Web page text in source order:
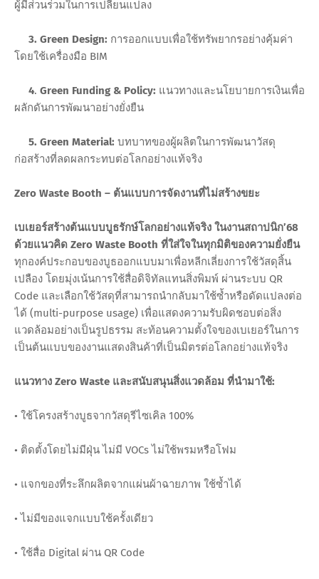
ผู้มีส่วนร่วมในการเปลี่ยนแปลง
3. Green Design: การออกแบบเพื่อใช้ทรัพยากรอย่างคุ้มค่า
โดยใช้เครื่องมือ BIM
4. Green Funding & Policy: แนวทางและนโยบายการเงินเพื่อ
ผลักดันการพัฒนาอย่างยั่งยืน
5. Green Material: บทบาทของผู้ผลิตในการพัฒนาวัสดุ
ก่อสร้างที่ลดผลกระทบต่อโลกอย่างแท้จริง
Zero Waste Booth – ต้นแบบการจัดงานที่ไม่สร้างขยะ
เบเยอร์สร้างต้นแบบบูธรักษ์โลกอย่างแท้จริง ในงานสถาปนิก’68
ด้วยแนวคิด Zero Waste Booth ที่ใส่ใจในทุกมิติของความยั่งยืน
ทุกองค์ประกอบของบูธออกแบบมาเพื่อหลีกเลี่ยงการใช้วัสดุสิ้น
เปลือง โดยมุ่งเน้นการใช้สื่อดิจิทัลแทนสิ่งพิมพ์ ผ่านระบบ QR
Code และเลือกใช้วัสดุที่สามารถนำกลับมาใช้ซ้ำหรือดัดแปลงต่อ
ได้ (multi-purpose usage) เพื่อแสดงความรับผิดชอบต่อสิ่ง
แวดล้อมอย่างเป็นรูปธรรม สะท้อนความตั้งใจของเบเยอร์ในการ
เป็นต้นแบบของงานแสดงสินค้าที่เป็นมิตรต่อโลกอย่างแท้จริง
แนวทาง Zero Waste และสนับสนุนสิ่งแวดล้อม ที่นำมาใช้:
• ใช้โครงสร้างบูธจากวัสดุรีไซเคิล 100%
• ติดตั้งโดยไม่มีฝุ่น ไม่มี VOCs ไม่ใช้พรมหรือโฟม
• แจกของที่ระลึกผลิตจากแผ่นผ้าฉายภาพ ใช้ซ้ำได้
• ไม่มีของแจกแบบใช้ครั้งเดียว
• ใช้สื่อ Digital ผ่าน QR Code